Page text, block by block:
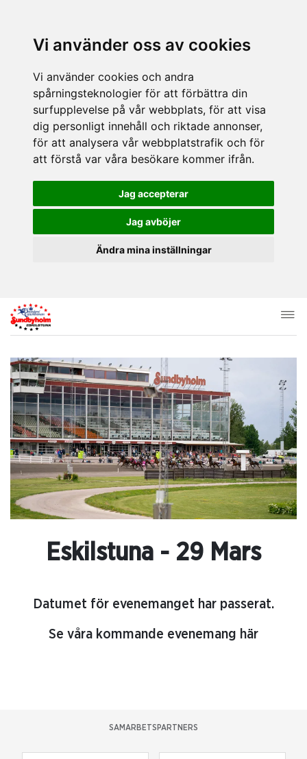
Vi använder oss av cookies
Vi använder cookies och andra
spårningsteknologier för att förbättra din
surfupplevelse på vår webbplats, för att visa
dig personligt innehåll och riktade annonser,
för att analysera vår webbplatstrafik och för
att förstå var våra besökare kommer ifrån.
Jag accepterar
Jag avböjer
Ändra mina inställningar
Eskilstuna - 29 Mars
Datumet för evenemanget har passerat.
Se våra kommande evenemang här
SAMARBETSPARTNERS